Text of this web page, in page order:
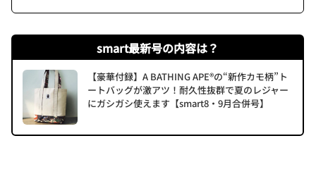
smart最新号の内容は？
【豪華付録】A BATHING APE®の“新作カモ柄”ト
ートバッグが激アツ！耐久性抜群で夏のレジャー
にガシガシ使えます【smart8・9月合併号】